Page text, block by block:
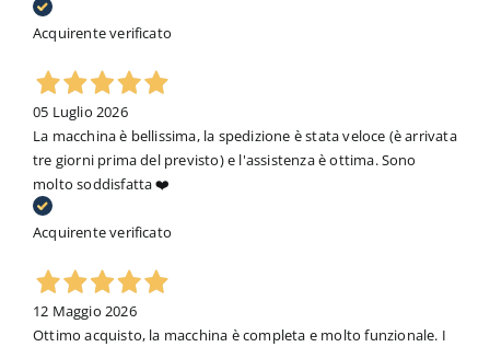
Acquirente verificato
05 Luglio 2026
La macchina è bellissima, la spedizione è stata veloce (è arrivata
tre giorni prima del previsto) e l'assistenza è ottima. Sono
molto soddisfatta ❤️
Acquirente verificato
12 Maggio 2026
Ottimo acquisto, la macchina è completa e molto funzionale. I